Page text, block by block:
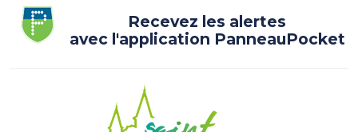
Recevez les alertes
avec l'application PanneauPocket